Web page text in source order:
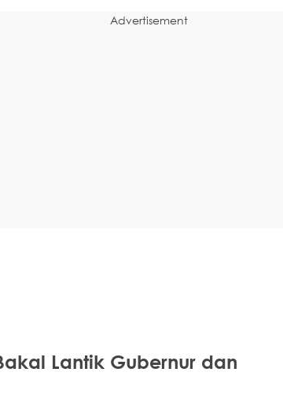
Advertisement
Lantik Gubernur dan